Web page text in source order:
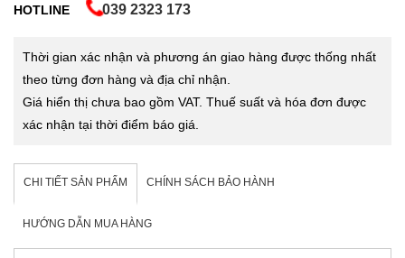
HOTLINE 039 2323 173
Thời gian xác nhận và phương án giao hàng được thống nhất
theo từng đơn hàng và địa chỉ nhận.
Giá hiển thị chưa bao gồm VAT. Thuế suất và hóa đơn được
xác nhận tại thời điểm báo giá.
CHI TIẾT SẢN PHẨM CHÍNH SÁCH BẢO HÀNH
HƯỚNG DẪN MUA HÀNG